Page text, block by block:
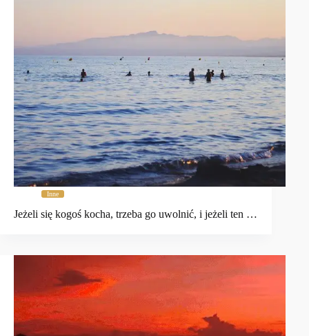
Inne
Jeżeli się kogoś kocha, trzeba go uwolnić, i jeżeli ten …